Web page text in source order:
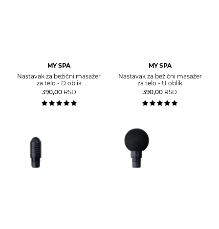
MY SPA
Nastavak za bežični masažer
za telo - D oblik
390,00 RSD
MY SPA
Nastavak za bežični masažer
za telo - U oblik
390,00 RSD